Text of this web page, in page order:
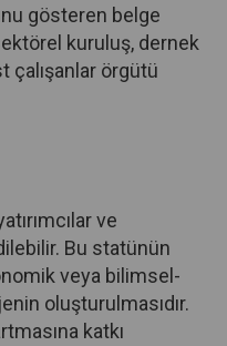
gösteren belge
kuruluş, dernek
çalışanlar örgütü
ve
Bu statünün
veya bilimsel-
oluşturulmasıdır.
katkı